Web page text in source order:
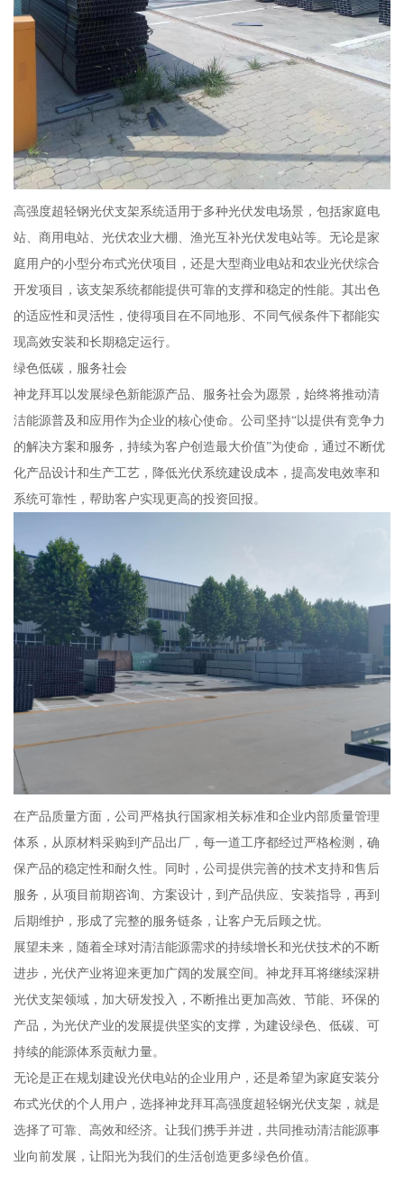
高强度超轻钢光伏支架系统适用于多种光伏发电场景，包括家庭电
站、商用电站、光伏农业大棚、渔光互补光伏发电站等。无论是家
庭用户的小型分布式光伏项目，还是大型商业电站和农业光伏综合
开发项目，该支架系统都能提供可靠的支撑和稳定的性能。其出色
的适应性和灵活性，使得项目在不同地形、不同气候条件下都能实
现高效安装和长期稳定运行。
绿色低碳，服务社会
神龙拜耳以发展绿色新能源产品、服务社会为愿景，始终将推动清
洁能源普及和应用作为企业的核心使命。公司坚持“以提供有竞争力
的解决方案和服务，持续为客户创造最大价值”为使命，通过不断优
化产品设计和生产工艺，降低光伏系统建设成本，提高发电效率和
系统可靠性，帮助客户实现更高的投资回报。
在产品质量方面，公司严格执行国家相关标准和企业内部质量管理
体系，从原材料采购到产品出厂，每一道工序都经过严格检测，确
保产品的稳定性和耐久性。同时，公司提供完善的技术支持和售后
服务，从项目前期咨询、方案设计，到产品供应、安装指导，再到
后期维护，形成了完整的服务链条，让客户无后顾之忧。
展望未来，随着全球对清洁能源需求的持续增长和光伏技术的不断
进步，光伏产业将迎来更加广阔的发展空间。神龙拜耳将继续深耕
光伏支架领域，加大研发投入，不断推出更加高效、节能、环保的
产品，为光伏产业的发展提供坚实的支撑，为建设绿色、低碳、可
持续的能源体系贡献力量。
无论是正在规划建设光伏电站的企业用户，还是希望为家庭安装分
布式光伏的个人用户，选择神龙拜耳高强度超轻钢光伏支架，就是
选择了可靠、高效和经济。让我们携手并进，共同推动清洁能源事
业向前发展，让阳光为我们的生活创造更多绿色价值。